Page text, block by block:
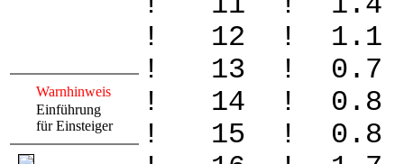
Warnhinweis
Einführung
für Einsteiger
! 12 ! 1.1
! 13 ! 0.7
! 14 !
! 15 !